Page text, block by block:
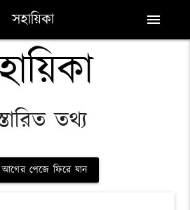
সহায়িকা menu
তথ্য
আগের পেজে ফিরে যান